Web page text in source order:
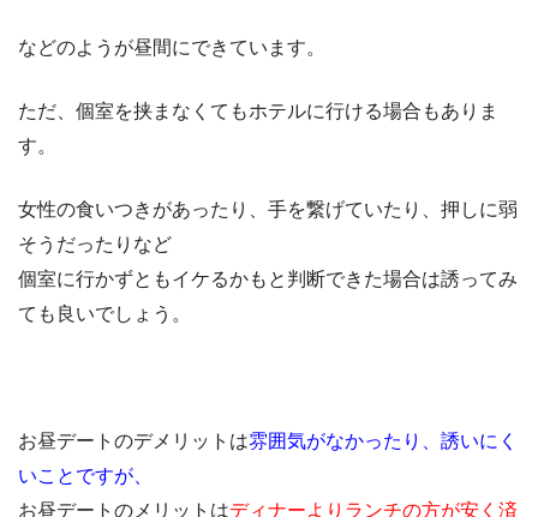
などのようが昼間にできています。
ただ、個室を挟まなくてもホテルに行ける場合もありま
す。
女性の食いつきがあったり、手を繋げていたり、押しに弱
そうだったりなど
個室に行かずともイケるかもと判断できた場合は誘ってみ
ても良いでしょう。
お昼デートのデメリットは雰囲気がなかったり、誘いにく
いことですが、
お昼デートのメリットはディナーよりランチの方が安く済